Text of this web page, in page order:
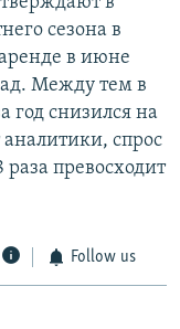
сезона в
в июне
Между тем в
год снизился на
спрос
превосходит
Follow us